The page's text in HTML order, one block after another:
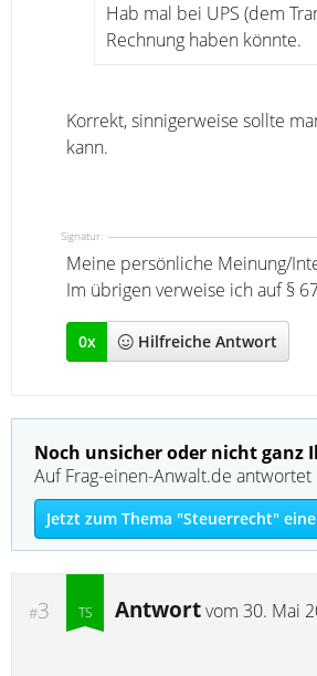
Hab mal bei UPS (dem
Rechnung haben könnte.
Korrekt, sinnigerweise sollte
kann.
Signatur:
Meine persönliche Meinung/
Im übrigen verweise ich auf §
0x Hilfreiche Antwort
Noch unsicher oder nicht ganz
Auf Frag-einen-Anwalt.de
Jetzt zum Thema "Steuerrecht"
#3 Antwortvom 30. Mai